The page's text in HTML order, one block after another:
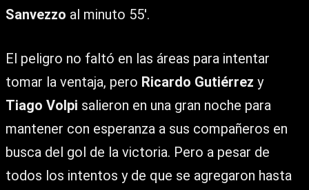
Sanvezzo al minuto 55′.
El peligro no faltó en las áreas para intentar
tomar la ventaja, pero Ricardo Gutiérrez y
Tiago Volpi salieron en una gran noche para
mantener con esperanza a sus compañeros en
busca del gol de la victoria. Pero a pesar de
todos los intentos y de que se agregaron hasta